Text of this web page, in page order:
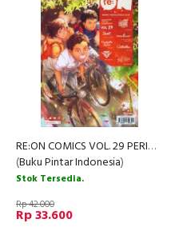
RE:ON COMICS VOL. 29 PERIODICAL COMICS COMPILATION
(Buku Pintar Indonesia)
Stok Tersedia.
Rp 42.000
Rp 33.600